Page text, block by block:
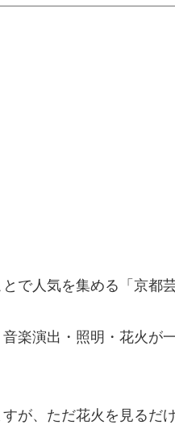
で人気を集める「京都芸
楽演出・照明・花火が
が、ただ花火を見るだ